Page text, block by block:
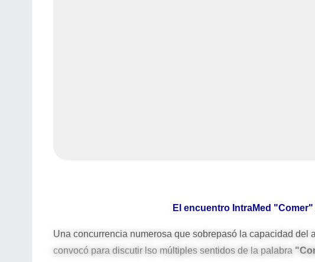
El encuentro IntraMed
Una concurrencia numerosa que sobrepasó la capacidad
convocó para discutir lso múltiples sentidos de la palabra